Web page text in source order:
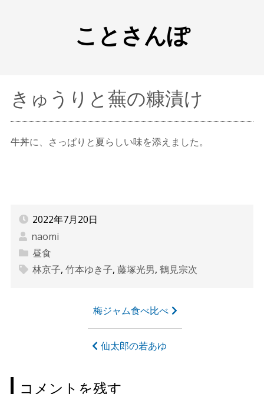
ことさんぽ
きゅうりと蕪の糠漬け
牛丼に、さっぱりと夏らしい味を添えました。
2022年7月20日
naomi
昼食
林京子, 竹本ゆき子, 藤塚光男, 鶴見宗次
ゲ
梅ジャム食べ比べ
仙太郎の若あゆ
コメントを残す